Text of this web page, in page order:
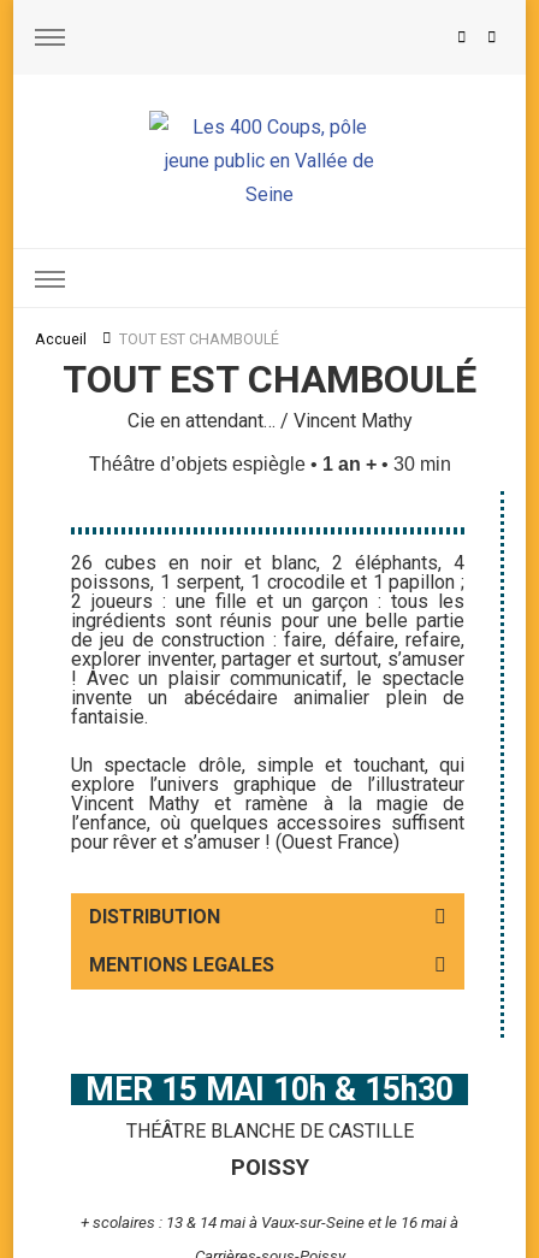
Accueil TOUT EST CHAMBOULÉ
TOUT EST CHAMBOULÉ
Cie en attendant… / Vincent Mathy
Théâtre d’objets espiègle • 1 an +• 30 min
26 cubes en noir et blanc, 2 éléphants, 4
poissons, 1 serpent, 1 crocodile et 1 papillon ;
2 joueurs : une fille et un garçon : tous les
ingrédients sont réunis pour une belle partie
de jeu de construction : faire, défaire, refaire,
explorer inventer, partager et surtout, s’amuser
! Avec un plaisir communicatif, le spectacle
invente un abécédaire animalier plein de
fantaisie.
Un spectacle drôle, simple et touchant, qui
explore l’univers graphique de l’illustrateur
Vincent Mathy et ramène à la magie de
l’enfance, où quelques accessoires suffisent
pour rêver et s’amuser ! (Ouest France)
DISTRIBUTION
MENTIONS LEGALES
MER 15 MAI 10h & 15h30
THÉÂTRE BLANCHE DE CASTILLE
POISSY
+ scolaires : 13 & 14 mai à Vaux-sur-Seine et le 16 mai à